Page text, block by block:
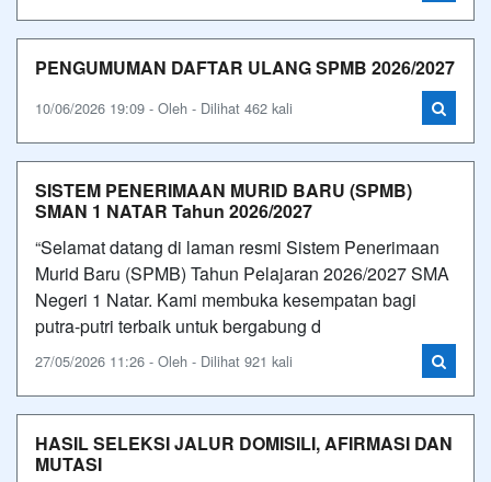
PENGUMUMAN DAFTAR ULANG SPMB 2026/2027
10/06/2026 19:09 - Oleh - Dilihat 462 kali
SISTEM PENERIMAAN MURID BARU (SPMB)
SMAN 1 NATAR Tahun 2026/2027
“Selamat datang di laman resmi Sistem Penerimaan
Murid Baru (SPMB) Tahun Pelajaran 2026/2027 SMA
Negeri 1 Natar. Kami membuka kesempatan bagi
putra-putri terbaik untuk bergabung d
27/05/2026 11:26 - Oleh - Dilihat 921 kali
HASIL SELEKSI JALUR DOMISILI, AFIRMASI DAN
MUTASI